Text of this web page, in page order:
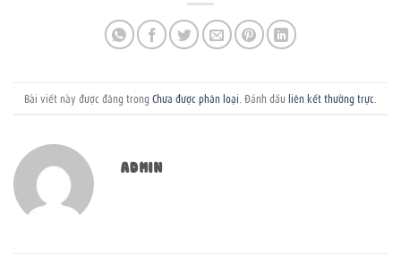
Bài viết này được đăng trong Chưa được phân loại . Đánh dấu liên kết thường trực
ADMIN